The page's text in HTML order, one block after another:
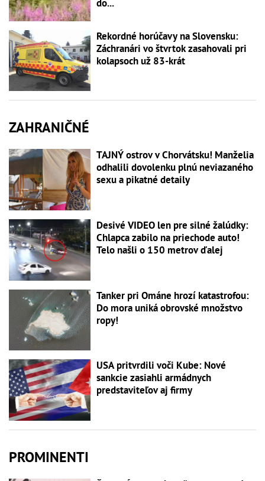
do...
Rekordné horúčavy na Slovensku:
Záchranári vo štvrtok zasahovali pri
kolapsoch už 83-krát
ZAHRANIČNÉ
TAJNÝ ostrov v Chorvátsku! Manželia
odhalili dovolenku plnú neviazaného
sexu a pikatné detaily
Desivé VIDEO len pre silné žalúdky:
Chlapca zabilo na priechode auto!
Telo našli o 150 metrov ďalej
Tanker pri Ománe hrozí katastrofou:
Do mora uniká obrovské množstvo
ropy!
USA pritvrdili voči Kube: Nové
sankcie zasiahli armádnych
predstaviteľov aj firmy
PROMINENTI